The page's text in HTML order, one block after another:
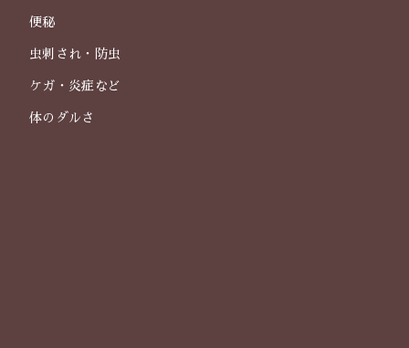
便秘
虫刺され・防虫
ケガ・炎症など
体のダルさ